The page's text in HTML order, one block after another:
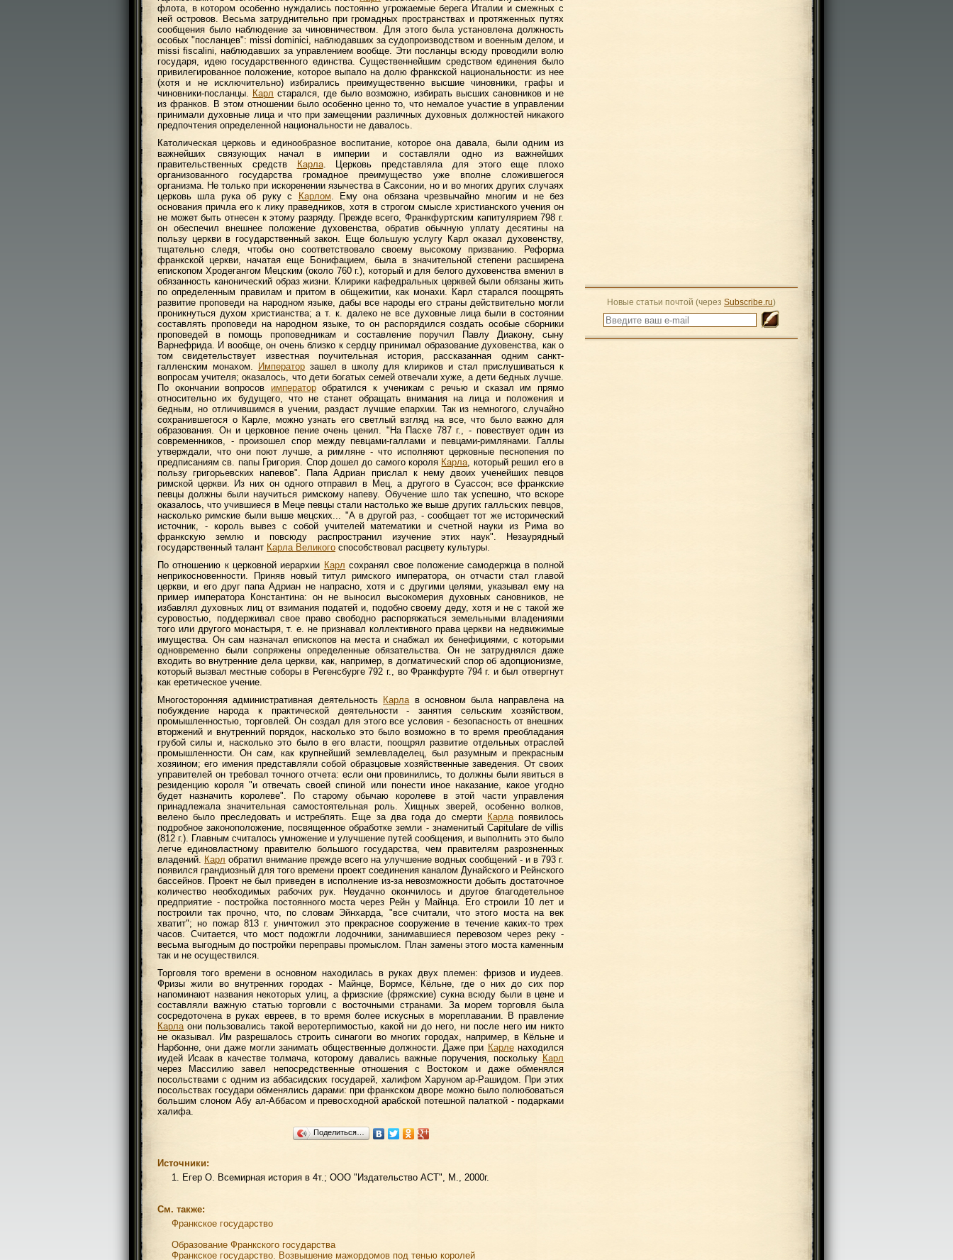
флота, в котором особенно нуждались постоянно угрожаемые берега Италии и смежных с
ней островов. Весьма затруднительно при громадных пространствах и протяженных путях
сообщения было наблюдение за чиновничеством. Для этого была установлена должность
особых "посланцев": missi dominici, наблюдавших за судопроизводством и военным делом, и
missi fiscalini, наблюдавших за управлением вообще. Эти посланцы всюду проводили волю
государя, идею государственного единства. Существеннейшим средством единения было
привилегированное положение, которое выпало на долю франкской национальности: из нее
(хотя и не исключительно) избирались преимущественно высшие чиновники, графы и
чиновники-посланцы. Карл старался, где было возможно, избирать высших сановников и не
из франков. В этом отношении было особенно ценно то, что немалое участие в управлении
принимали духовные лица и что при замещении различных духовных должностей никакого
предпочтения определенной национальности не давалось.
Католическая церковь и единообразное воспитание, которое она давала, были одним из
важнейших связующих начал в империи и составляли одно из важнейших
правительственных средств
Карла. Церковь представляла для этого еще плохо
организованного государства громадное преимущество уже вполне сложившегося
организма. Не только при искоренении язычества в Саксонии, но и во многих других случаях
церковь шла рука об руку с
Карлом. Ему она обязана чрезвычайно многим и не без
основания причла его к лику праведников, хотя в строгом смысле христианского учения он
не может быть отнесен к этому разряду. Прежде всего, Франкфуртским капитулярием 798 г.
он обеспечил внешнее положение духовенства, обратив обычную уплату десятины на
пользу церкви в государственный закон. Еще большую услугу Карл оказал духовенству,
тщательно следя, чтобы оно соответствовало своему высокому призванию. Реформа
франкской церкви, начатая еще Бонифацием, была в значительной степени расширена
епископом Хродегангом Мецским (около 760 г.), который и для белого духовенства вменил в
обязанность канонический образ жизни. Клирики кафедральных церквей были обязаны жить
по определенным правилам и притом в общежитии, как монахи. Карл старался поощрять
развитие проповеди на народном языке, дабы все народы его страны действительно могли
проникнуться духом христианства; а т. к. далеко не все духовные лица были в состоянии
составлять проповеди на народном языке, то он распорядился создать особые сборники
проповедей в помощь проповедникам и составление поручил Павлу Диакону, сыну
Варнефрида. И вообще, он очень близко к сердцу принимал образование духовенства, как о
том свидетельствует известная поучительная история, рассказанная одним санкт-
галленским монахом.
Императорзашел в школу для клириков и стал прислушиваться к
вопросам учителя; оказалось, что дети богатых семей отвечали хуже, а дети бедных лучше.
По окончании вопросов императоробратился к ученикам с речью и сказал им прямо
относительно их будущего, что не станет обращать внимания на лица и положения и
бедным, но отличившимся в учении, раздаст лучшие епархии. Так из немногого, случайно
сохранившегося о Карле, можно узнать его светлый взгляд на все, что было важно для
образования. Он и церковное пение очень ценил. "На Пасхе 787 г., - повествует один из
современников, - произошел спор между певцами-галлами и певцами-римлянами. Галлы
утверждали, что они поют лучше, а римляне - что исполняют церковные песнопения по
предписаниям св. папы Григория. Спор дошел до самого короля Карла, который решил его в
пользу григорьевских напевов". Папа Адриан прислал к нему двоих ученейших певцов
римской церкви. Из них он одного отправил в Мец, а другого в Суассон; все франкские
певцы должны были научиться римскому напеву. Обучение шло так успешно, что вскоре
оказалось, что учившиеся в Меце певцы стали настолько же выше других галльских певцов,
насколько римские были выше мецских... "А в другой раз, - сообщает тот же исторический
источник, - король вывез с собой учителей математики и счетной науки из Рима во
франкскую землю и повсюду распространил изучение этих наук". Незаурядный
государственный талант Карла Великого способствовал расцвету культуры.
По отношению к церковной иерархии Карл сохранял свое положение самодержца в полной
неприкосновенности. Приняв новый титул римского императора, он отчасти стал главой
церкви, и его друг папа Адриан не напрасно, хотя и с другими целями, указывал ему на
пример императора Константина: он не выносил высокомерия духовных сановников, не
избавлял духовных лиц от взимания податей и, подобно своему деду, хотя и не с такой же
суровостью, поддерживал свое право свободно распоряжаться земельными владениями
того или другого монастыря, т. е. не признавал коллективного права церкви на недвижимые
имущества. Он сам назначал епископов на места и снабжал их бенефициями, с которыми
одновременно были сопряжены определенные обязательства. Он не затруднялся даже
входить во внутренние дела церкви, как, например, в догматический спор об адопционизме,
который вызвал местные соборы в Регенсбурге 792 г., во Франкфурте 794 г. и был отвергнут
как еретическое учение.
Многосторонняя административная деятельность Карлав основном была направлена на
побуждение народа к практической деятельности - занятия сельским хозяйством,
промышленностью, торговлей. Он создал для этого все условия - безопасность от внешних
вторжений и внутренний порядок, насколько это было возможно в то время преобладания
грубой силы и, насколько это было в его власти, поощрял развитие отдельных отраслей
промышленности. Он сам, как крупнейший землевладелец, был разумным и прекрасным
хозяином; его имения представляли собой образцовые хозяйственные заведения. От своих
управителей он требовал точного отчета: если они провинились, то должны были явиться в
резиденцию короля "и отвечать своей спиной или понести иное наказание, какое угодно
будет назначить королеве". По старому обычаю королеве в этой части управления
принадлежала значительная самостоятельная роль. Хищных зверей, особенно волков,
велено было преследовать и истреблять. Еще за два года до смерти Карлапоявилось
подробное законоположение, посвященное обработке земли - знаменитый Capitulare de villis
(812 г.). Главным считалось умножение и улучшение путей сообщения, и выполнить это было
легче единовластному правителю большого государства, чем правителям разрозненных
владений. Карл обратил внимание прежде всего на улучшение водных сообщений - и в 793 г.
появился грандиозный для того времени проект соединения каналом Дунайского и Рейнского
бассейнов. Проект не был приведен в исполнение из-за невозможности добыть достаточное
количество необходимых рабочих рук. Неудачно окончилось и другое благодетельное
предприятие - постройка постоянного моста через Рейн у Майнца. Его строили 10 лет и
построили так прочно, что, по словам Эйнхарда, "все считали, что этого моста на век
хватит"; но пожар 813 г. уничтожил это прекрасное сооружение в течение каких-то трех
часов. Считается, что мост подожгли лодочники, занимавшиеся перевозом через реку -
весьма выгодным до постройки переправы промыслом. План замены этого моста каменным
так и не осуществился.
Торговля того времени в основном находилась в руках двух племен: фризов и иудеев.
Фризы жили во внутренних городах - Майнце, Вормсе, Кёльне, где о них до сих пор
напоминают названия некоторых улиц, а фризские (фряжские) сукна всюду были в цене и
составляли важную статью торговли с восточными странами. За морем торговля была
сосредоточена в руках евреев, в то время более искусных в мореплавании. В правление
Карлаони пользовались такой веротерпимостью, какой ни до него, ни после него им никто
не оказывал. Им разрешалось строить синагоги во многих городах, например, в Кёльне и
Нарбонне, они даже могли занимать общественные должности. Даже при Карленаходился
иудей Исаак в качестве толмача, которому давались важные поручения, поскольку Карл
через Массилию завел непосредственные отношения с Востоком и даже обменялся
посольствами с одним из аббасидских государей, халифом Харуном ар-Рашидом. При этих
посольствах государи обменялись дарами: при франкском дворе можно было полюбоваться
большим слоном Абу ал-Аббасом и превосходной арабской потешной палаткой - подарками
халифа.
Поделиться…
Источники:
1. Егер О. Всемирная история в 4т.; ООО "Издательство АСТ", М., 2000г.
См. также:
Франкское государство
Образование Франкского государства
Франкское государство. Возвышение мажордомов под тенью королей
Новые статьи почтой (через Subscribe.ru)